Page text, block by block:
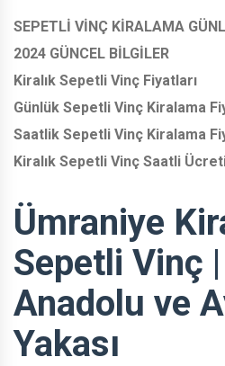
SEPETLİ VİNÇ KİRALAMA
2024 GÜNCEL BİLGİLER
Kiralık Sepetli Vinç Fiyatları
Günlük Sepetli Vinç Kiralama
Saatlik Sepetli Vinç Kiralama
Kiralık Sepetli Vinç Saatli
Ümraniye
Sepetli Vinç
Anadolu ve
Yakası